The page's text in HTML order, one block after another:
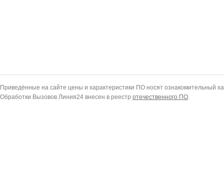
Приведённые на сайте цены и характеристики ПО носят ознакомительный
Обработки Вызовов Линия24 внесен в реестр отечественного ПО.